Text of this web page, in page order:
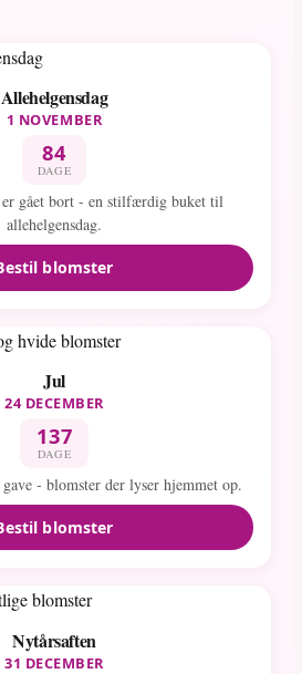
Allehelgensdag
1 NOVEMBER
84
DAGE
gået bort - en stilfærdig buket til
allehelgensdag.
blomster
Jul
24 DECEMBER
137
DAGE
- blomster der lyser hjemmet op.
blomster
Nytårsaften
31 DECEMBER